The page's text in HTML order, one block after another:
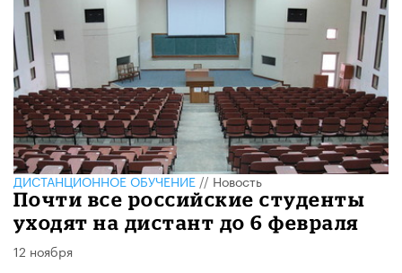
ДИСТАНЦИОННОЕ ОБУЧЕНИЕ//Новость
Почти все российские студенты
уходят на дистант до 6 февраля
12 ноября